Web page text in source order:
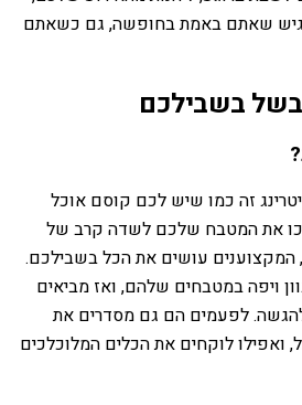
שאתם באמת בחופשה, גם כשאתם
בשבילכם
זה כמו שיש לכם קוסם אוכל
את המטבח שלכם לשדה קרב של
המקצוענים עושים את הכל בשבילכם.
ויפה במטבחים שלהם, ואז מביאים
להגשה. לפעמים הם גם מסדרים את
ואפילו לוקחים את הכלים המלוכלכים